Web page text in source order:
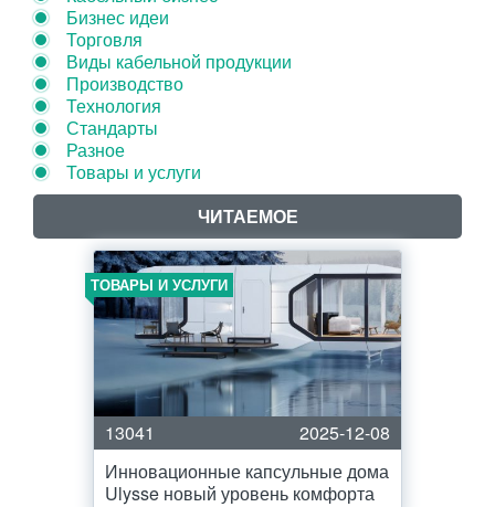
Бизнес идеи
Торговля
Виды кабельной продукции
Производство
Технология
Стандарты
Разное
Товары и услуги
ЧИТАЕМОЕ
ТОВАРЫ И УСЛУГИ
13041
2025-12-08
Инновационные капсульные дома
Ulysse новый уровень комфорта